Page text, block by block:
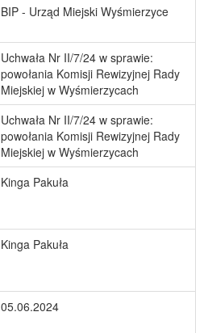
BIP - Urząd Miejski Wyśmierzyce
Uchwała Nr II/7/24 w sprawie:
powołania Komisji Rewizyjnej Rady
Miejskiej w Wyśmierzycach
Uchwała Nr II/7/24 w sprawie:
powołania Komisji Rewizyjnej Rady
Miejskiej w Wyśmierzycach
Kinga Pakuła
Kinga Pakuła
05.06.2024